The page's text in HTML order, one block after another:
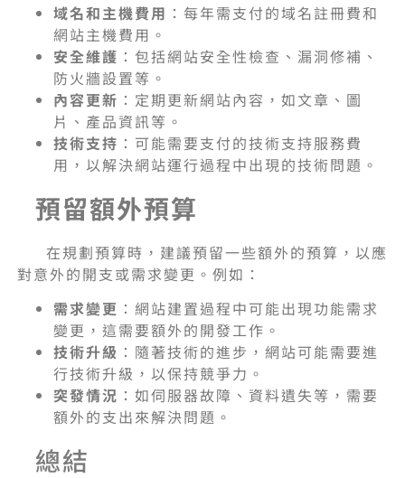
域名和主機費用 ：每年需支付的域名註冊費和
網站主機費用。
安全維護 ：包括網站安全性檢查、漏洞修補、
防火牆設置等。
內容更新 ：定期更新網站內容，如文章、圖
片、產品資訊等。
技術支持 ：可能需要支付的技術支持服務費
用，以解決網站運行過程中出現的技術問題。
預留額外預算
在規劃預算時，建議預留一些額外的預算，以應
對意外的開支或需求變更。例如：
需求變更 ：網站建置過程中可能出現功能需求
變更，這需要額外的開發工作。
技術升級 ：隨著技術的進步，網站可能需要進
行技術升級，以保持競爭力。
突發情況 ：如伺服器故障、資料遺失等，需要
額外的支出來解決問題。
總結